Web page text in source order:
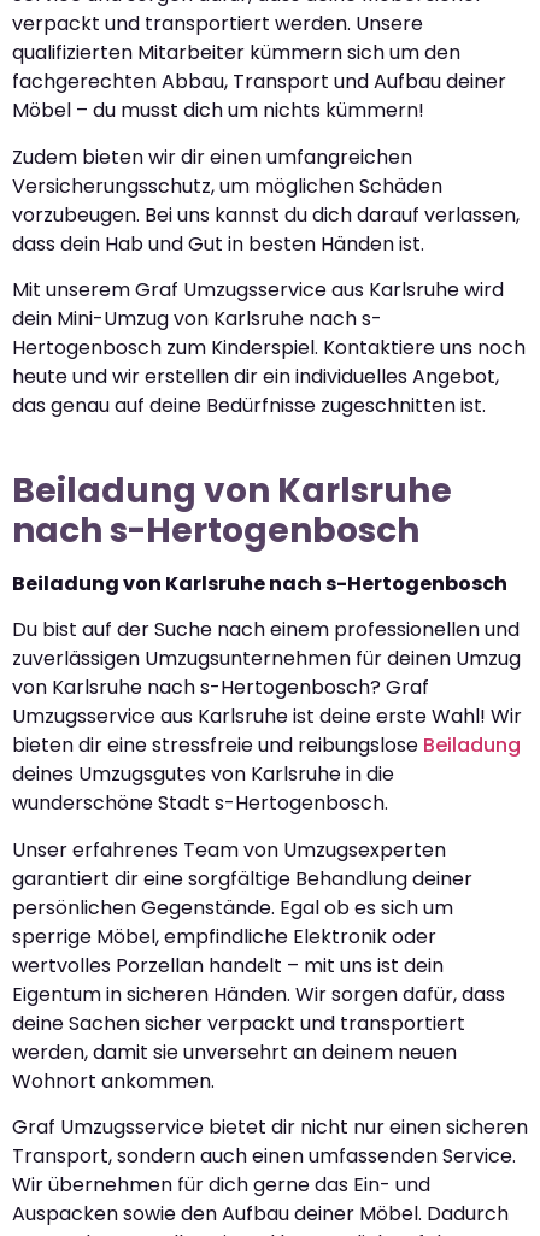
verpackt und transportiert werden. Unsere
qualifizierten Mitarbeiter kümmern sich um den
fachgerechten Abbau, Transport und Aufbau deiner
Möbel – du musst dich um nichts kümmern!
Zudem bieten wir dir einen umfangreichen
Versicherungsschutz, um möglichen Schäden
vorzubeugen. Bei uns kannst du dich darauf verlassen,
dass dein Hab und Gut in besten Händen ist.
Mit unserem Graf Umzugsservice aus Karlsruhe wird
dein Mini-Umzug von Karlsruhe nach s-
Hertogenbosch zum Kinderspiel. Kontaktiere uns noch
heute und wir erstellen dir ein individuelles Angebot,
das genau auf deine Bedürfnisse zugeschnitten ist.
Beiladung von Karlsruhe
nach s-Hertogenbosch
Beiladung von Karlsruhe nach s-Hertogenbosch
Du bist auf der Suche nach einem professionellen und
zuverlässigen Umzugsunternehmen für deinen Umzug
von Karlsruhe nach s-Hertogenbosch? Graf
Umzugsservice aus Karlsruhe ist deine erste Wahl! Wir
bieten dir eine stressfreie und reibungslose Beiladung
deines Umzugsgutes von Karlsruhe in die
wunderschöne Stadt s-Hertogenbosch.
Unser erfahrenes Team von Umzugsexperten
garantiert dir eine sorgfältige Behandlung deiner
persönlichen Gegenstände. Egal ob es sich um
sperrige Möbel, empfindliche Elektronik oder
wertvolles Porzellan handelt – mit uns ist dein
Eigentum in sicheren Händen. Wir sorgen dafür, dass
deine Sachen sicher verpackt und transportiert
werden, damit sie unversehrt an deinem neuen
Wohnort ankommen.
Graf Umzugsservice bietet dir nicht nur einen sicheren
Transport, sondern auch einen umfassenden Service.
Wir übernehmen für dich gerne das Ein- und
Auspacken sowie den Aufbau deiner Möbel. Dadurch